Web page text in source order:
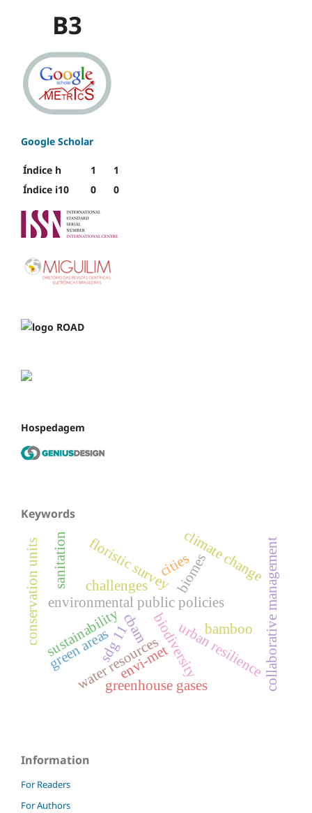
B3
Google Scholar
Índice h 1
1
Índice i10
0 0
Hospedagem
Keywords
environmental public policies
biodiversity
biomes
floristic survey
conservation units sustainability
challenges
urban resilience
sdg 11envi-met
climate changecollaborative management
water resources
cities
cbam
greenhouse gases
sanitation
green areas bamboo
Information
For Readers
For Authors